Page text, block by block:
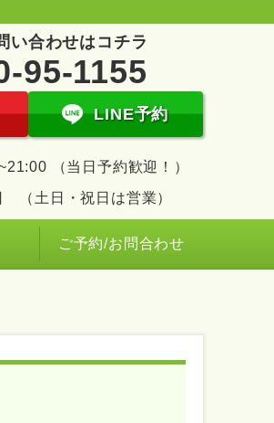
い合わせはコチラ
95-1155
LINE予約
（当日予約歓迎！）
（土日・祝日は営業）
ご予約/お問合わせ